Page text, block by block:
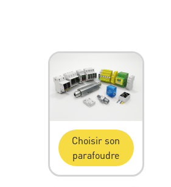
Choisir son
parafoudre